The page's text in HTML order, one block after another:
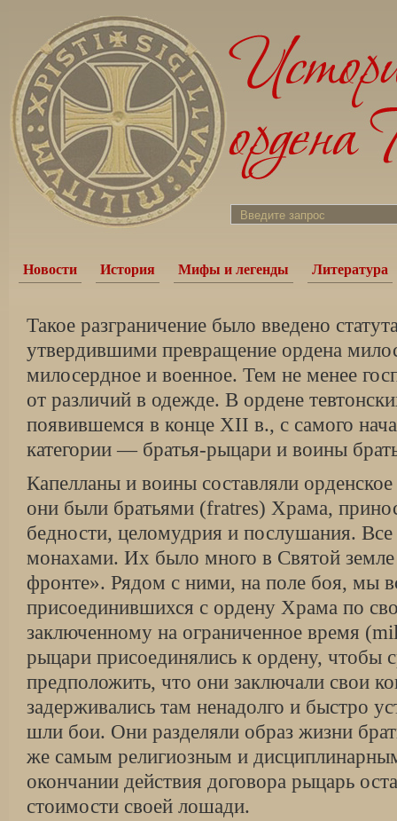
Новости История Мифы и легенды Литература
Такое разграничение было введено
утвердившими превращение ордена
милосердное и военное. Тем не менее
от различий в одежде. В ордене
появившемся в конце XII в., с самого
категории — братья-рыцари и воины
Капелланы и воины составляли
они были братьями (fratres) Храма,
бедности, целомудрия и послушания. Все
монахами. Их было много в Святой
фронте». Рядом с ними, на поле боя, мы
присоединившихся с ордену Храма по
заключенному на ограниченное время
рыцари присоединялись к ордену, чтобы
предположить, что они заключали свои
задерживались там ненадолго и быстро
шли бои. Они разделяли образ жизни
же самым религиозным и
окончании действия договора рыцарь
стоимости своей лошади.